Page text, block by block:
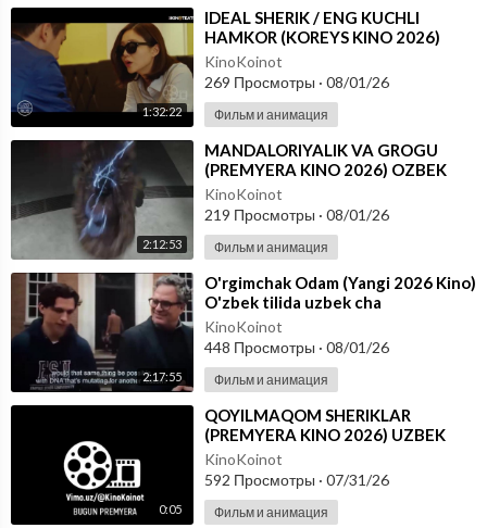
1:32:22
⁣IDEAL SHERIK / ENG KUCHLI
HAMKOR (KOREYS KINO 2026)
UZBEK TILIDA
KinoKoinot
269 Просмотры · 08/01/26
Фильм и анимация
2:12:53
⁣MANDALORIYALIK VA GROGU
(PREMYERA KINO 2026) OZBEK
TILIDA
KinoKoinot
219 Просмотры · 08/01/26
Фильм и анимация
2:17:55
⁣O'rgimchak Odam (Yangi 2026 Kino)
O'zbek tilida uzbek cha
KinoKoinot
448 Просмотры · 08/01/26
Фильм и анимация
0:05
⁣QOYILMAQOM SHERIKLAR
(PREMYERA KINO 2026) UZBEK
TILIDA
KinoKoinot
592 Просмотры · 07/31/26
Фильм и анимация